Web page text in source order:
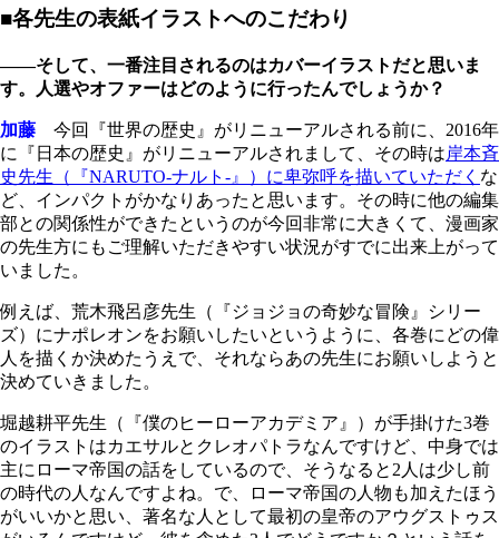
■各先生の表紙イラストへのこだわり
――そして、一番注目されるのはカバーイラストだと思いま
す。人選やオファーはどのように行ったんでしょうか？
加藤 今回『世界の歴史』がリニューアルされる前に、2016年
に『日本の歴史』がリニューアルされまして、その時は岸本斉
史先生（『NARUTO-ナルト-』）に卑弥呼を描いていただく な
ど、インパクトがかなりあったと思います。その時に他の編集
部との関係性ができたというのが今回非常に大きくて、漫画家
の先生方にもご理解いただきやすい状況がすでに出来上がって
いました。
例えば、荒木飛呂彦先生（『ジョジョの奇妙な冒険』シリー
ズ）にナポレオンをお願いしたいというように、各巻にどの偉
人を描くか決めたうえで、それならあの先生にお願いしようと
決めていきました。
堀越耕平先生（『僕のヒーローアカデミア』）が手掛けた3巻
のイラストはカエサルとクレオパトラなんですけど、中身では
主にローマ帝国の話をしているので、そうなると2人は少し前
の時代の人なんですよね。で、ローマ帝国の人物も加えたほう
がいいかと思い、著名な人として最初の皇帝のアウグストゥス